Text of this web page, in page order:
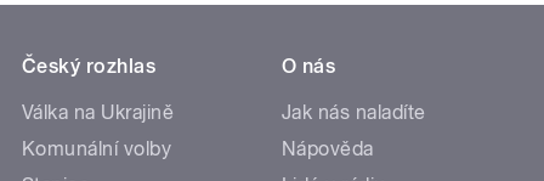
Český rozhlas
Válka na Ukrajině
Komunální volby
O nás
Jak nás naladíte
Nápověda